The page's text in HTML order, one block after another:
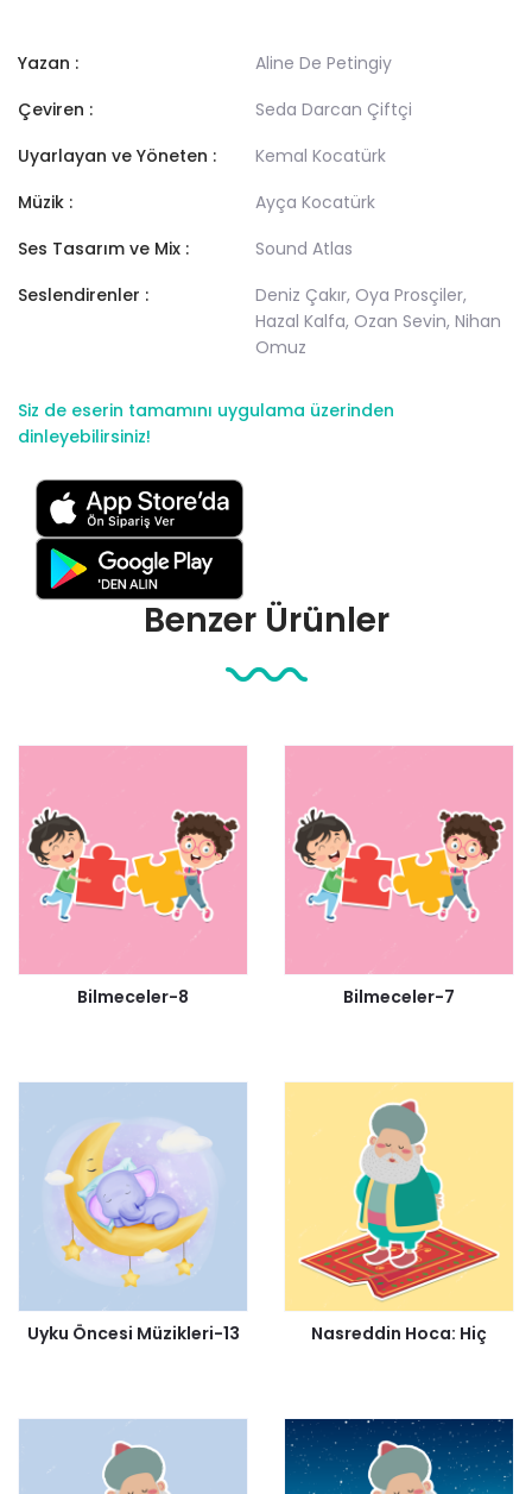
Yazan :
Aline De Petingiy
Çeviren :
Seda Darcan Çiftçi
Uyarlayan ve Yöneten :
Kemal Kocatürk
Müzik :
Ayça Kocatürk
Ses Tasarım ve Mix :
Sound Atlas
Seslendirenler :
Deniz Çakır, Oya Prosçiler,
Hazal Kalfa, Ozan Sevin, Nihan
Omuz
Siz de eserin tamamını uygulama üzerinden
dinleyebilirsiniz!
Benzer Ürünler
Bilmeceler-8 Bilmeceler-7
Uyku Öncesi Müzikleri-13 Nasreddin Hoca: Hiç